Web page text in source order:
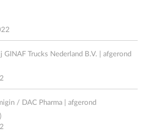
GINAF Trucks Nederland B.V. | afgerond
/ DAC Pharma | afgerond